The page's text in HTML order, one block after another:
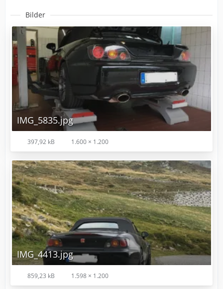
Bilder
IMG_5835.jpg
397,92 kB 1.600 × 1.200
IMG_4413.jpg
859,23 kB 1.598 × 1.200